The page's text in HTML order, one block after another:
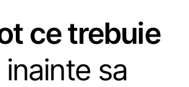
ce trebuie
sa